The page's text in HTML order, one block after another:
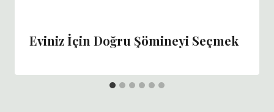
Eviniz İçin Doğru Şömineyi Seçmek